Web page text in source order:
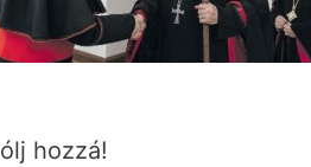
hozzá!